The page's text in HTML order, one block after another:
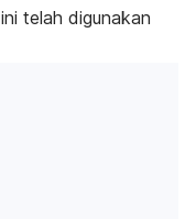
telah digunakan